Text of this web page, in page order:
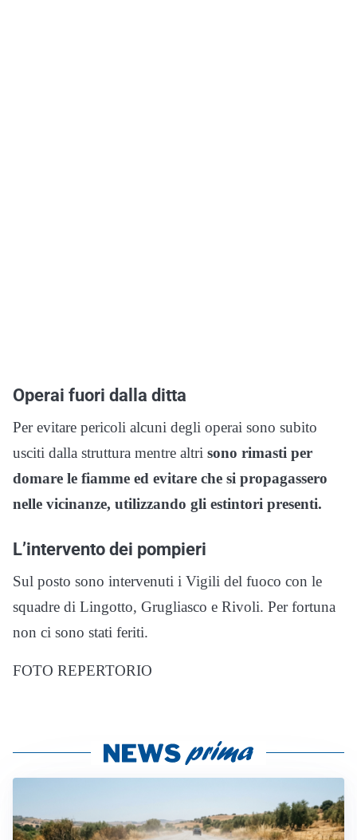
Operai fuori dalla ditta
Per evitare pericoli alcuni degli operai sono subito
usciti dalla struttura mentre altri sono rimasti per
domare le fiamme ed evitare che si propagassero
nelle vicinanze, utilizzando gli estintori presenti.
L’intervento dei pompieri
Sul posto sono intervenuti i Vigili del fuoco con le
squadre di Lingotto, Grugliasco e Rivoli. Per fortuna
non ci sono stati feriti.
FOTO REPERTORIO